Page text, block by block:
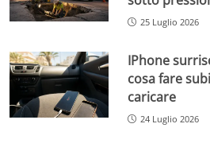
25 Luglio 2026
IPhone
cosa fare
caricare
24 Luglio 2026